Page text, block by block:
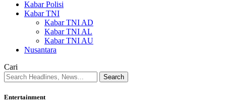
Kabar Polisi
Kabar TNI
Kabar TNI AD
Kabar TNI AL
Kabar TNI AU
Nusantara
Cari
Entertainment